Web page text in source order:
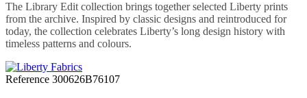
The Library Edit collection brings together selected Liberty prints
from the archive. Inspired by classic designs and reintroduced for
today, the collection celebrates Liberty’s long design history with
timeless patterns and colours.
Reference 300626B76107